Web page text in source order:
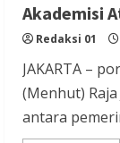
Akademisi
Redaksi 01
JAKARTA –
(Menhut)
antara